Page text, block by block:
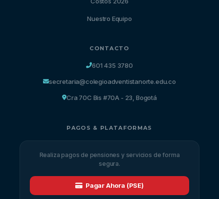
Nuestro Equipo
CONTACTO
601 435 3780
secretaria@colegioadventistanorte.edu.co
Cra 70C Bis #70A - 23, Bogotá
PAGOS & PLATAFORMAS
Realiza pagos de pensiones y servicios de forma
segura.
Pagar Ahora (PSE)